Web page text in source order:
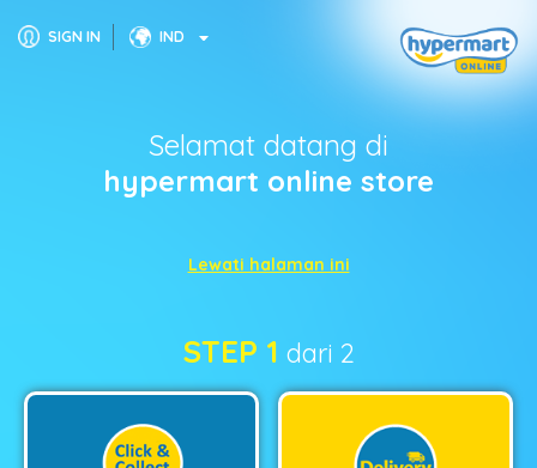
SIGN IN IND
Selamat datang di
hypermart online store
Lewati halaman ini
STEP 1 dari 2